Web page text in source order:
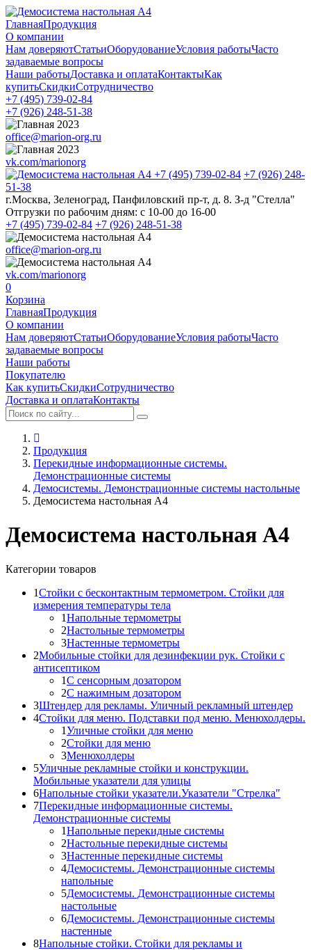
ГлавнаяПродукция
О компании
Нам доверяютСтатьиОборудованиеУсловия работыЧасто
задаваемые вопросы
Наши работыДоставка и оплатаКонтактыКак
купитьСкидкиСотрудничество
+7 (495) 739-02-84
+7 (926) 248-51-38
office@marion-org.ru
vk.com/marionorg
+7 (495) 739-02-84 +7 (926) 248-
51-38
г.Москва, Зеленоград, Панфиловский пр-т, д. 8. З-д "Стелла"
Отгрузки по рабочим дням: с 10-00 до 16-00
+7 (495) 739-02-84 +7 (926) 248-51-38
office@marion-org.ru
vk.com/marionorg
0
Корзина
ГлавнаяПродукция
О компании
Нам доверяютСтатьиОборудованиеУсловия работыЧасто
задаваемые вопросы
Наши работы
Покупателю
Как купитьСкидкиСотрудничество
Доставка и оплатаКонтакты
Продукция
Перекидные информационные системы.
Демонстрационные системы
Демосистемы. Демонстрационные системы настольные
Демосистема настольная А4
Демосистема настольная А4
Категории товаров
1Стойки с бесконтактным термометром. Стойки для
измерения температуры тела
1Напольные термометры
2Настольные термометры
3Настенные термометры
2Мобильные стойки для дезинфекции рук. Стойки с
антисептиком
1С сенсорным дозатором
2С нажимным дозатором
3Штендер для рекламы. Уличный рекламный штендер
4Стойки для меню. Подставки под меню. Менюхолдеры.
1Уличные стойки для меню
2Стойки для меню
3Менюхолдеры
5Уличные рекламные стойки и конструкции.
Мобильные указатели для улицы
6Напольные стойки указатели.Указатели "Стрелка"
7Перекидные информационные системы.
Демонстрационные системы
1Напольные перекидные системы
2Настольные перекидные системы
3Настенные перекидные системы
4Демосистемы. Демонстрационные системы
напольные
5Демосистемы. Демонстрационные системы
настольные
6Демосистемы. Демонстрационные системы
настенные
8Напольные стойки. Стойки для рекламы и